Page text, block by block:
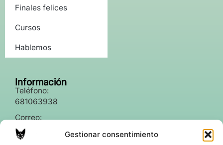
Gestionar consentimiento
Finales felices
Cursos
Hablemos
Información
Teléfono:
681063938
Correo:
info@fionettavet.com